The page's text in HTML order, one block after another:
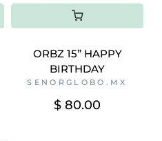
ORBZ 15” HAPPY
BIRTHDAY
SENORGLOBO.MX
$ 80.00